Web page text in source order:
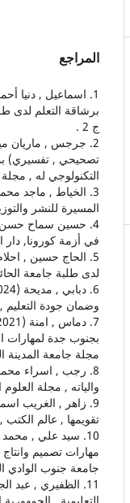
المراجع
ج 2 .
تصحيحي , تفسيري)
التكنولوجي له , مجلة
المسيرة للنشر
في أزمة كورونا, دار
لدى طلبة جامعة الحائل
وضمان جودة التعليم , مجلة
بجنوب جدة لمهارات
مجلة جامعة المدينة
والياته , مجلة العلوم
تقويمها , عالم الكتب
مهارات تصميم
جامعة جنوب الوادي